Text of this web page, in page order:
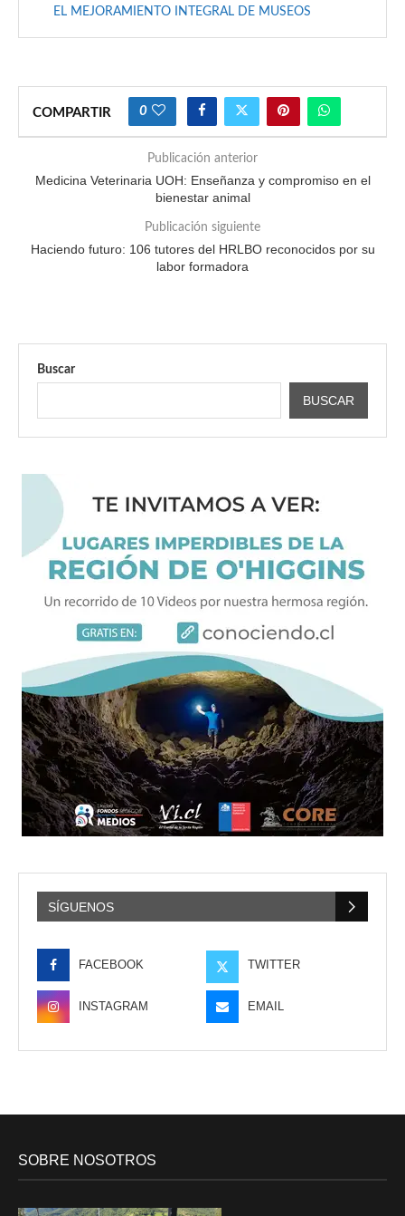
EL MEJORAMIENTO INTEGRAL DE MUSEOS
COMPARTIR 0
Publicación anterior
Medicina Veterinaria UOH: Enseñanza y compromiso en el
bienestar animal
Publicación siguiente
Haciendo futuro: 106 tutores del HRLBO reconocidos por su
labor formadora
Buscar
BUSCAR
SÍGUENOS
FACEBOOK TWITTER
INSTAGRAM EMAIL
SOBRE NOSOTROS